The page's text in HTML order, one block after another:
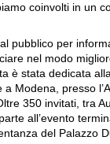
coinvolti in un
pubblico per
nel modo
è stata dedicata
a Modena, presso
350 invitati, tra
all’evento
del Palazzo